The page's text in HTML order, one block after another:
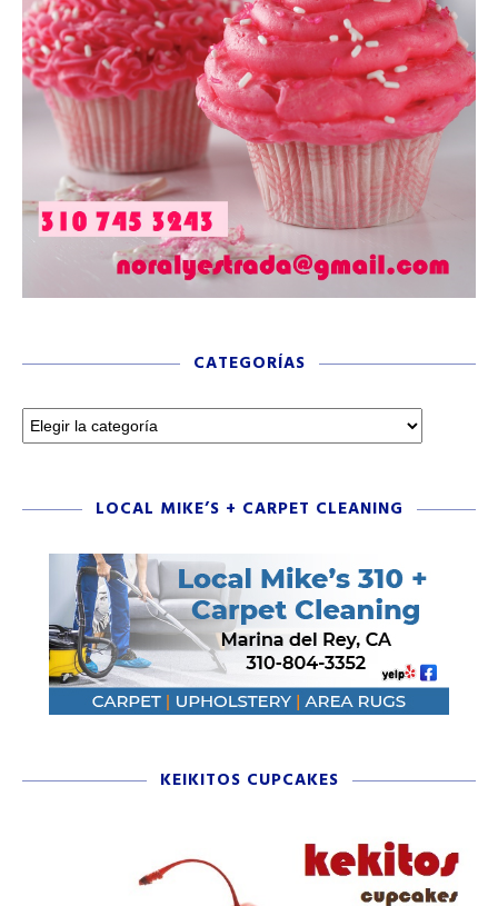
CATEGORÍAS
LOCAL MIKE’S + CARPET CLEANING
KEIKITOS CUPCAKES